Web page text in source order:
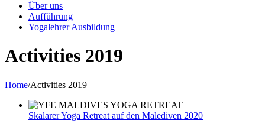
Über uns
Aufführung
Yogalehrer Ausbildung
Activities 2019
Home/Activities 2019
Skalarer Yoga Retreat auf den Malediven 2020